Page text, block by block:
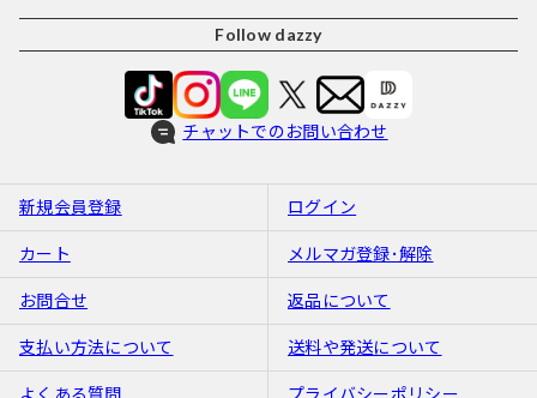
Follow dazzy
チャットでのお問い合わせ
新規会員登録 ログイン
カート メルマガ登録･解除
お問合せ 返品について
支払い方法について 送料や発送について